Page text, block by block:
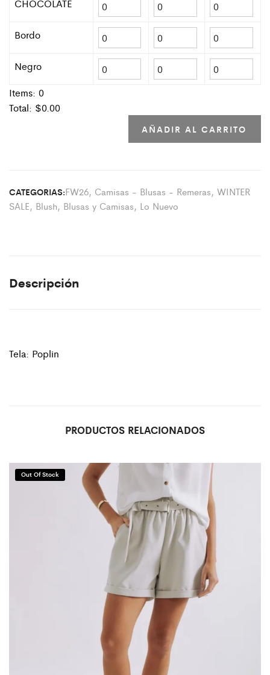
CHOCOLATE
Bordo
Negro
Items: 0
Total: $0.00
AÑADIR AL CARRITO
CATEGORIAS:FW26, Camisas - Blusas - Remeras, WINTER
SALE, Blush, Blusas y Camisas, Lo Nuevo
Descripción
Tela: Poplin
PRODUCTOS RELACIONADOS
Out Of Stock